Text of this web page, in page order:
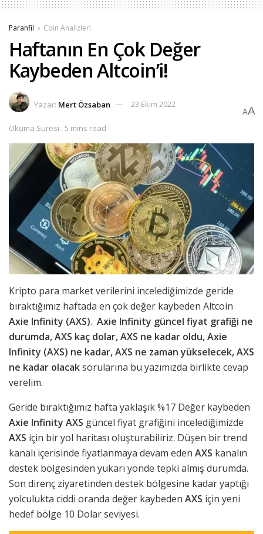
Paranfil Coin Analizleri
Haftanın En Çok Değer
Kaybeden Altcoin’i!
Yazar: Mert Özsaban 23 Ekim 2022
Okuma Süresi : 5 mins read
AA
Kripto para market verilerini incelediğimizde geride
bıraktığımız haftada en çok değer kaybeden Altcoin
Axie Infinity (AXS). Axie Infinity güncel fiyat grafiği ne
durumda, AXS kaç dolar, AXS ne kadar oldu, Axie
Infinity (AXS) ne kadar, AXS ne zaman yükselecek, AXS
ne kadar olacaksorularına bu yazımızda birlikte cevap
verelim.
Geride bıraktığımız hafta yaklaşık %17 Değer kaybeden
Axie Infinity AXS güncel fiyat grafiğini incelediğimizde
AXS için bir yol haritası oluşturabiliriz. Düşen bir trend
kanalı içerisinde fiyatlanmaya devam eden AXS kanalın
destek bölgesinden yukarı yönde tepki almış durumda.
Son direnç ziyaretinden destek bölgesine kadar yaptığı
yolculukta ciddi oranda değer kaybeden AXS için yeni
hedef bölge 10 Dolar seviyesi.